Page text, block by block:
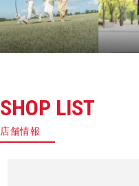
SHOP LIST
店舗情報